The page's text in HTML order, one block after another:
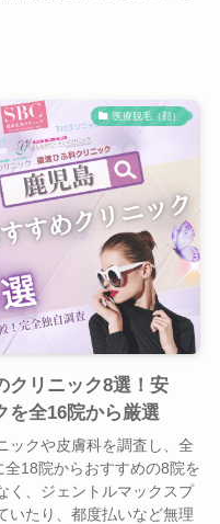
医療脱毛（顔）
クリニック8選！安
を全16院から厳選
ックや皮膚科を調査し、全
18院からおすすめの8院を
く、ジェントルマックスプ
いたり、都度払いなど無理